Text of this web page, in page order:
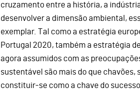
cruzamento entre a história, a
desenvolver a dimensão ambiental,
exemplar. Tal como a estratégia
Portugal 2020, também a estratégia
agora assumidos com as
sustentável são mais do que chavões,
constituir-se como a chave do sucesso.